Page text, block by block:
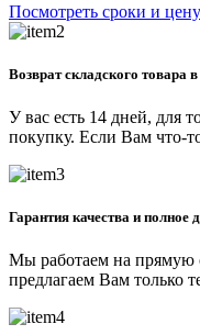
Посмотреть сроки и
Возврат складского товара
У вас есть 14 дней, для
покупку. Если Вам что-
Гарантия качества и полное
Мы работаем на прямую
предлагаем Вам только